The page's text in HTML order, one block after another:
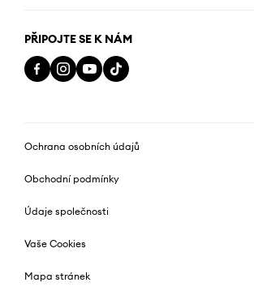
PŘIPOJTE SE K NÁM
Ochrana osobních údajů
Obchodní podmínky
Údaje společnosti
Vaše Cookies
Mapa stránek